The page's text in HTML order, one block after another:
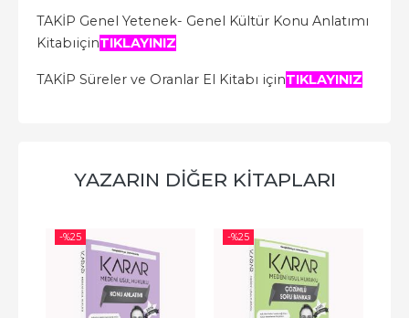
TAKİP Genel Yetenek- Genel Kültür Konu Anlatımı
KitabıiçinTIKLAYINIZ
TAKİP Süreler ve Oranlar El Kitabı içinTIKLAYINIZ
YAZARIN DIĞER KITAPLARI
-%25 -%25